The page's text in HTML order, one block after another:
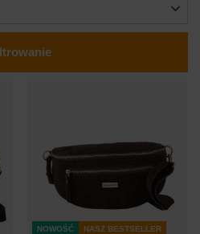
NOWOŚĆ NASZ BESTSELLER